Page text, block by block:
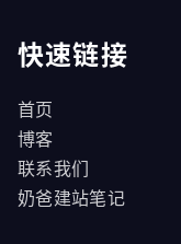
快速链接
首页
博客
联系我们
奶爸建站笔记